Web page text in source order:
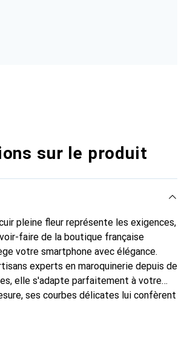
sur le produit
pleine fleur représente les exigences,
faire de la boutique française
votre smartphone avec élégance.
experts en maroquinerie depuis de
elle s'adapte parfaitement à votre
ses courbes délicates lui confèrent
votre smartphone. Reconnaître